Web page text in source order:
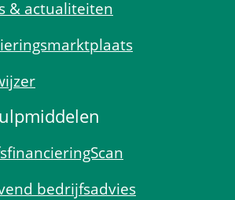
& actualiteiten
bedrijfs­advies